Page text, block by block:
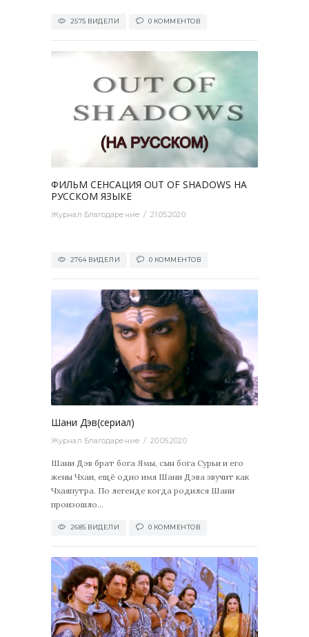
2575 ВИДЕЛИ 0 КОММЕНТОВ
ФИЛЬМ СЕНСАЦИЯ OUT OF SHADOWS НА
РУССКОМ ЯЗЫКЕ
Журнал Благодарение 21.05.2020
2764 ВИДЕЛИ 0 КОММЕНТОВ
Шани Дэв(сериал)
Журнал Благодарение 20.05.2020
Шани Дэв брат бога Ямы, сын бога Сурьи и его
жены Чхаи, ещё одно имя Шани Дэва звучит как
Чхаяпутра. По легенде когда родился Шани
произошло...
2685 ВИДЕЛИ 0 КОММЕНТОВ